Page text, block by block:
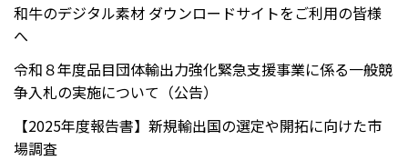
和牛のデジタル素材 ダウンロードサイトをご利用の皆様
へ
令和８年度品目団体輸出力強化緊急支援事業に係る一般競
争入札の実施について（公告）
【2025年度報告書】新規輸出国の選定や開拓に向けた市
場調査